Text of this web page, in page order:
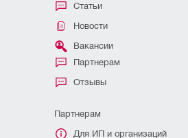
Статьи
Новости
Вакансии
Партнерам
Отзывы
Партнерам
Для ИП и организаций